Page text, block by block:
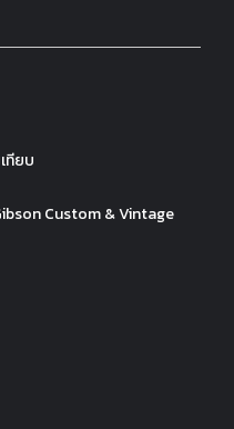
ทียบ
Custom & Vintage